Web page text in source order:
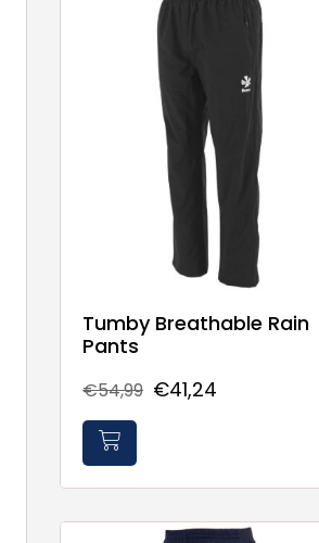
Tumby Breathable Rain
Pants
€54,99 €41,24